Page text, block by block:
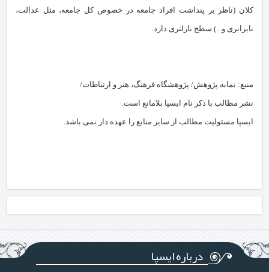
کلان (ناظر بر پنداشت افراد جامعه در خصوص کل جامعه، مثل عدالت،
نابرابری و ..) سطح نازلتری دارد.
منبع: نمایه پژوهش/ پژوهشگاه فرهنگ، هنر و ارتباطات/
نشر مطالب با ذکر نام ایسپا بلامانع است.
ایسپا مسئولیت مطالب از سایر منابع را عهده دار نمی باشد.
درباره ایسپا